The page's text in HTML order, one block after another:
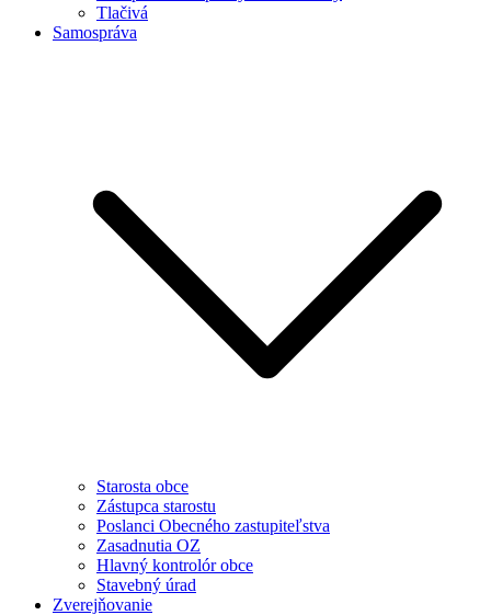
Tlačivá
Samospráva
Starosta obce
Zástupca starostu
Poslanci Obecného zastupiteľstva
Zasadnutia OZ
Hlavný kontrolór obce
Stavebný úrad
Zverejňovanie